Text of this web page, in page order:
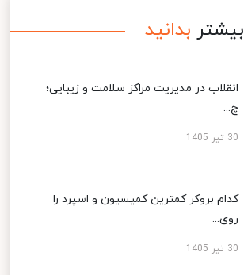
بیشتر بدانید
انقلاب در مدیریت مراکز سلامت و زیبایی؛
چ...
30 تیر 1405
کدام بروکر کمترین کمیسیون و اسپرد را
روی...
30 تیر 1405